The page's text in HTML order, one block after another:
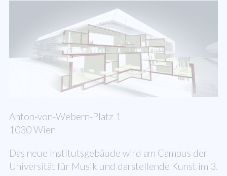
Anton-von-Webern-Platz 1
1030 Wien
Das neue Institutsgebäude wird am Campus der
Universität für Musik und darstellende Kunst im 3.